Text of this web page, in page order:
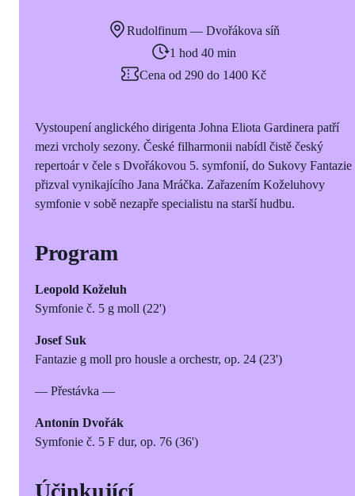
Rudolfinum — Dvořákova síň
1 hod 40 min
Cena od 290 do 1400 Kč
Vystoupení anglického dirigenta Johna Eliota Gardinera patří
mezi vrcholy sezony. České filharmonii nabídl čistě český
repertoár v čele s Dvořákovou 5. symfonií, do Sukovy Fantazie
přizval vynikajícího Jana Mráčka. Zařazením Koželuhovy
symfonie v sobě nezapře specialistu na starší hudbu.
Program
Leopold Koželuh
Symfonie č. 5 g moll (22')
Josef Suk
Fantazie g moll pro housle a orchestr, op. 24 (23')
— Přestávka —
Antonín Dvořák
Symfonie č. 5 F dur, op. 76 (36')
Účinkující